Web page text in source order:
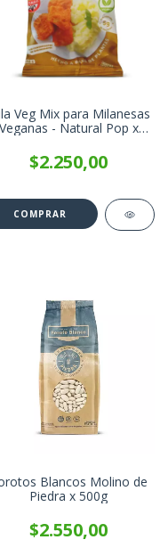
Veg Mix para Milanesas
Veganas - Natural Pop x
$2.250,00
Blancos Molino de
Piedra x 500g
$2.550,00